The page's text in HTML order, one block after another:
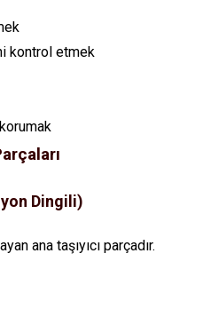
kontrol etmek
Dingili)
ana taşıyıcı parçadır.